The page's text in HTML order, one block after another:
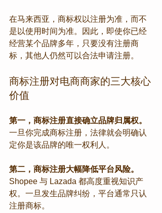
在马来西亚，商标权以注册为准，而不
是以使用时间为准。因此，即使你已经
经营某个品牌多年，只要没有注册商
标，其他人仍然可以合法申请注册。
商标注册对电商商家的三大核心
价值
第一，商标注册直接确立品牌归属权。
一旦你完成商标注册，法律就会明确认
定你是该品牌的唯一权利人。
第二，商标注册大幅降低平台风险。
Shopee 与 Lazada 都高度重视知识产
权。一旦发生品牌纠纷，平台通常只认
注册商标。